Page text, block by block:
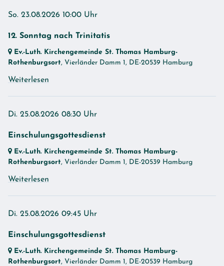
So. 23.08.2026 10:00 Uhr
12. Sonntag nach Trinitatis
Ev.-Luth. Kirchengemeinde St. Thomas Hamburg-
Rothenburgsort, Vierländer Damm 1, DE-20539 Hamburg
Weiterlesen
Di. 25.08.2026 08:30 Uhr
Einschulungsgottesdienst
Ev.-Luth. Kirchengemeinde St. Thomas Hamburg-
Rothenburgsort, Vierländer Damm 1, DE-20539 Hamburg
Weiterlesen
Di. 25.08.2026 09:45 Uhr
Einschulungsgottesdienst
Ev.-Luth. Kirchengemeinde St. Thomas Hamburg-
Rothenburgsort, Vierländer Damm 1, DE-20539 Hamburg